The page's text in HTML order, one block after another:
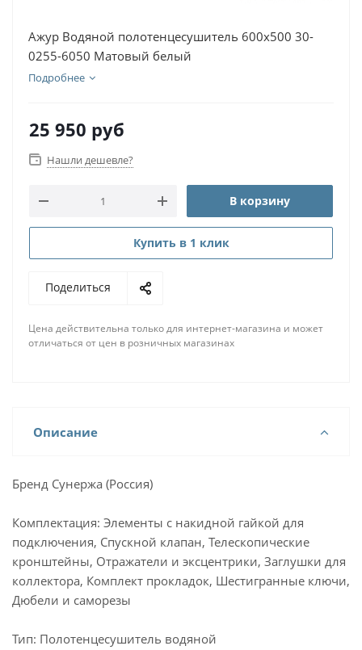
Ажур Водяной полотенцесушитель 600х500 30-
0255-6050 Матовый белый
Подробнее
25 950 руб
Нашли дешевле?
В корзину
Купить в 1 клик
Поделиться
Цена действительна только для интернет-магазина и может
отличаться от цен в розничных магазинах
Описание
Бренд Сунержа (Россия)
Комплектация: Элементы с накидной гайкой для
подключения, Спускной клапан, Телескопические
кронштейны, Отражатели и эксцентрики, Заглушки для
коллектора, Комплект прокладок, Шестигранные ключи,
Дюбели и саморезы
Тип: Полотенцесушитель водяной